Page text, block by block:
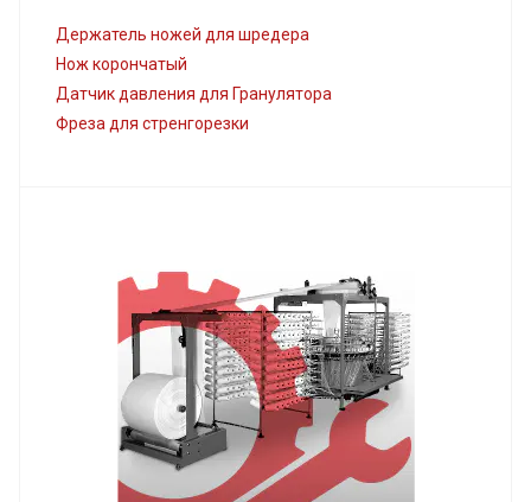
Держатель ножей для шредера
Нож корончатый
Датчик давления для Гранулятора
Фреза для стренгорезки